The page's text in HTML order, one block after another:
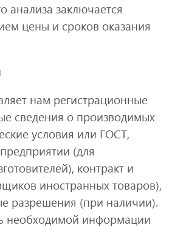
анализа заключается
цены и сроков оказания
нам регистрационные
сведения о производимых
условия или ГОСТ,
(для
контракт и
иностранных товаров),
разрешения (при наличии).
необходимой информации